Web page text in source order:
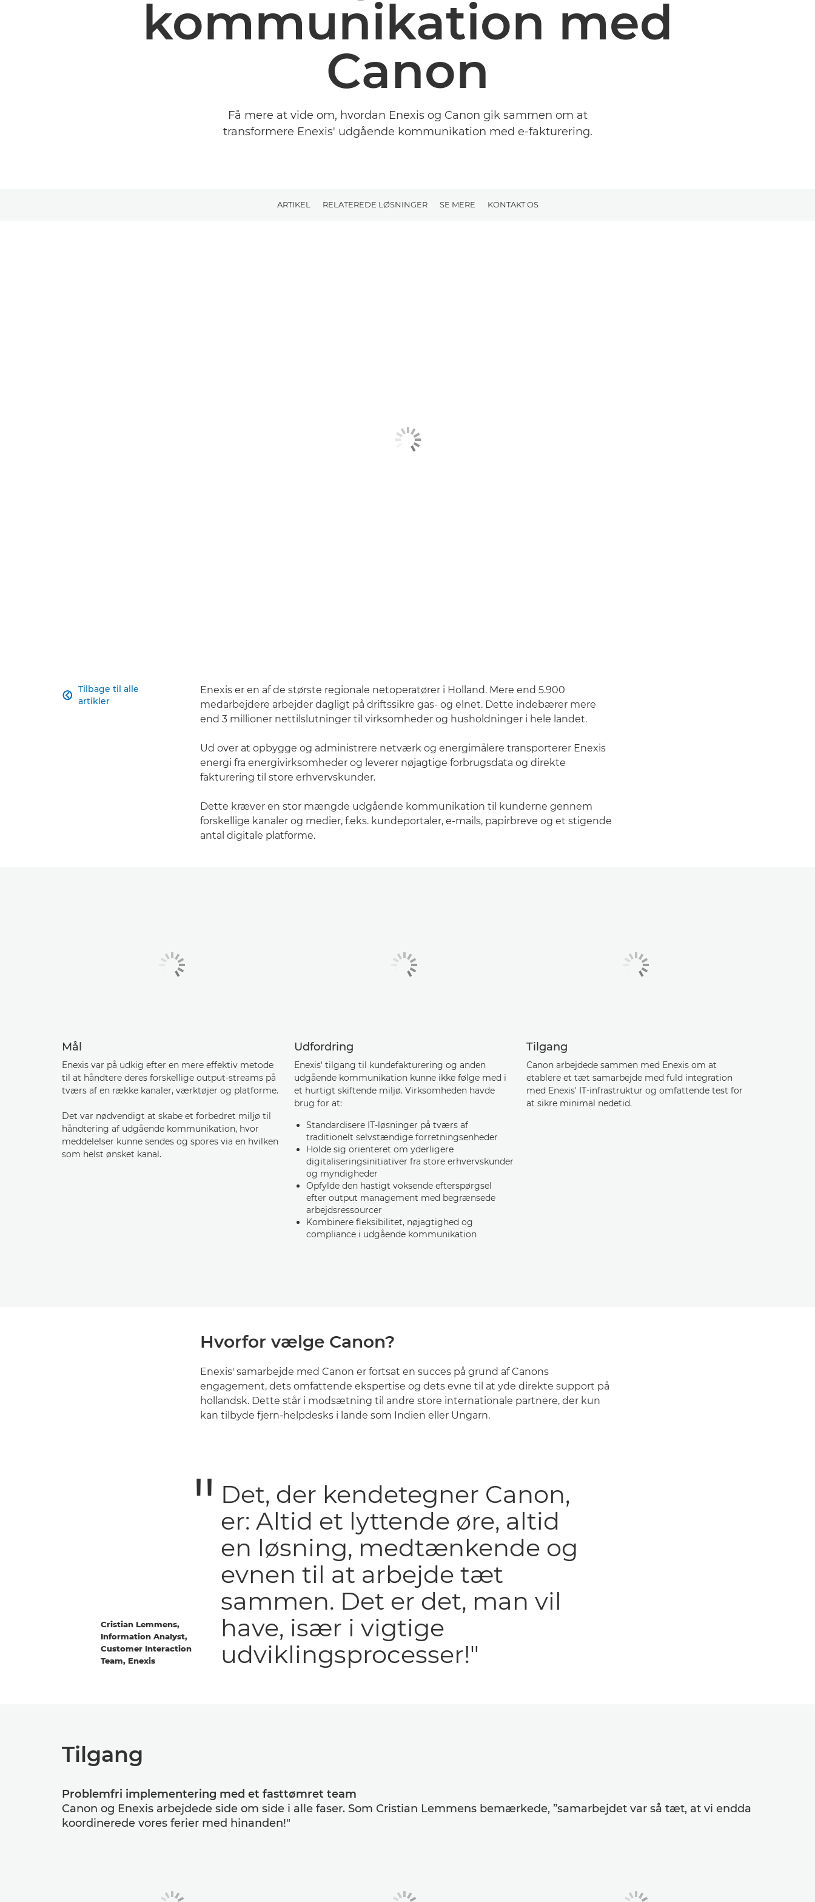
kommunikation med
Canon
Få mere at vide om, hvordan Enexis og Canon gik sammen om at
transformere Enexis' udgående kommunikation med e-fakturering.
ARTIKEL RELATEREDE LØSNINGER SE MERE KONTAKT OS
Tilbage til alle
artikler

Enexis er en af de største regionale netoperatører i Holland. Mere end 5.900
medarbejdere arbejder dagligt på driftssikre gas- og elnet. Dette indebærer mere
end 3 millioner nettilslutninger til virksomheder og husholdninger i hele landet.
Ud over at opbygge og administrere netværk og energimålere transporterer Enexis
energi fra energivirksomheder og leverer nøjagtige forbrugsdata og direkte
fakturering til store erhvervskunder.
Dette kræver en stor mængde udgående kommunikation til kunderne gennem
forskellige kanaler og medier, f.eks. kundeportaler, e-mails, papirbreve og et stigende
antal digitale platforme.
Mål
Enexis var på udkig efter en mere effektiv metode
til at håndtere deres forskellige output-streams på
tværs af en række kanaler, værktøjer og platforme.
Det var nødvendigt at skabe et forbedret miljø til
håndtering af udgående kommunikation, hvor
meddelelser kunne sendes og spores via en hvilken
som helst ønsket kanal.
Udfordring
Enexis' tilgang til kundefakturering og anden
udgående kommunikation kunne ikke følge med i
et hurtigt skiftende miljø. Virksomheden havde
brug for at:
Standardisere IT-løsninger på tværs af
traditionelt selvstændige forretningsenheder
Holde sig orienteret om yderligere
digitaliseringsinitiativer fra store erhvervskunder
og myndigheder
Opfylde den hastigt voksende efterspørgsel
efter output management med begrænsede
arbejdsressourcer
Kombinere fleksibilitet, nøjagtighed og
compliance i udgående kommunikation
Tilgang
Canon arbejdede sammen med Enexis om at
etablere et tæt samarbejde med fuld integration
med Enexis' IT-infrastruktur og omfattende test for
at sikre minimal nedetid.
Hvorfor vælge Canon?
Enexis' samarbejde med Canon er fortsat en succes på grund af Canons
engagement, dets omfattende ekspertise og dets evne til at yde direkte support på
hollandsk. Dette står i modsætning til andre store internationale partnere, der kun
kan tilbyde fjern-helpdesks i lande som Indien eller Ungarn.
Cristian Lemmens,
Information Analyst,
Customer Interaction
Team, Enexis
Det, der kendetegner Canon,
er: Altid et lyttende øre, altid
en løsning, medtænkende og
evnen til at arbejde tæt
sammen. Det er det, man vil
have, især i vigtige
udviklingsprocesser!"
Tilgang
Problemfri implementering med et fasttømret team
Canon og Enexis arbejdede side om side i alle faser. Som Cristian Lemmens bemærkede, ”samarbejdet var så tæt, at vi endda
koordinerede vores ferier med hinanden!"